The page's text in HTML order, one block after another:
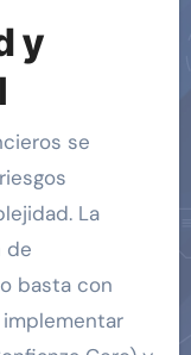
y
se
La
de
basta con